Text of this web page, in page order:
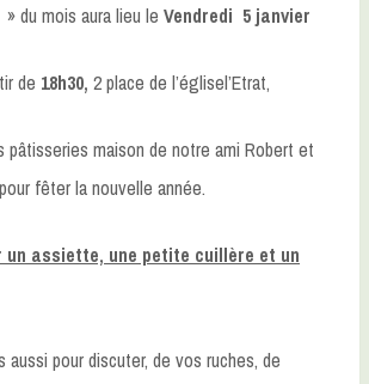
du mois aura lieu le Vendredi 5 janvier
de 18h30, 2 place de l’églisel’Etrat,
pâtisseries maison de notre ami Robert et
fêter la nouvelle année.
un assiette, une petite cuillère et un
aussi pour discuter, de vos ruches, de